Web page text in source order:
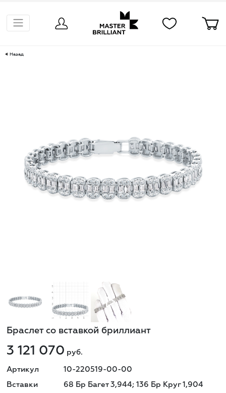
Назад
Браслет со вставкой бриллиант
3 121 070 руб.
Артикул 10-220519-00-00
Вставки 68 Бр Багет 3,944; 136 Бр Круг 1,904